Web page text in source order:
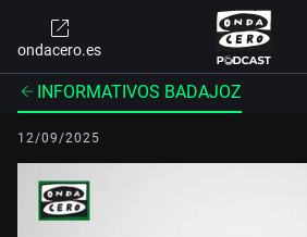
ondacero.es
INFORMATIVOS BADAJOZ
12/09/2025